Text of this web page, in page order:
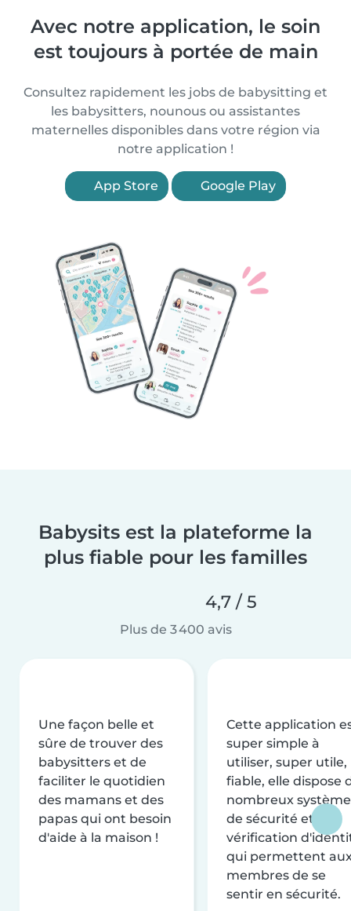
Avec notre application, le soin
est toujours à portée de main
Consultez rapidement les jobs de babysitting et
les babysitters, nounous ou assistantes
maternelles disponibles dans votre région via
notre application !
App Store Google Play
Babysits est la plateforme la
plus fiable pour les familles
4,7 / 5
Plus de 3 400 avis
Une façon belle et
sûre de trouver des
babysitters et de
faciliter le quotidien
des mamans et des
papas qui ont besoin
d'aide à la maison !
Cette application
super simple à
utiliser, super utile,
fiable, elle dispose
nombreux
de sécurité et de
vérification
qui permettent
membres de se
sentir en sécurité.